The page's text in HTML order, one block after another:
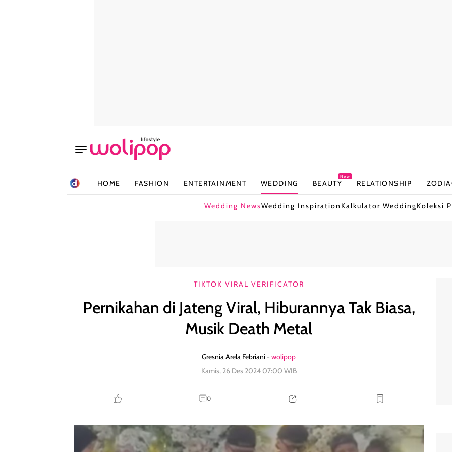
HOME FASHION ENTERTAINMENT WEDDING BEAUTY
New
RELATIONSHIP
Wedding NewsWedding Inspiration Kalkulator WeddingKoleksi
TIKTOK VIRAL VERIFICATOR
Pernikahan di Jateng Viral, Hiburannya Tak Biasa,
Musik Death Metal
Gresnia Arela Febriani -wolipop
Kamis, 26 Des 2024 07:00 WIB
0